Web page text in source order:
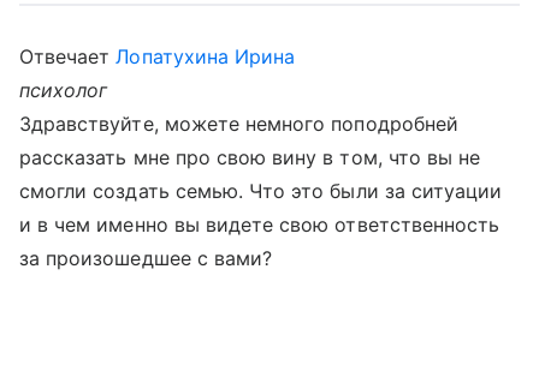
ОтвечаетЛопатухина Ирина
психолог
Здравствуйте, можете немного поподробней
рассказать мне про свою вину в том, что вы не
смогли создать семью. Что это были за ситуации
и в чем именно вы видете свою ответственность
за произошедшее с вами?